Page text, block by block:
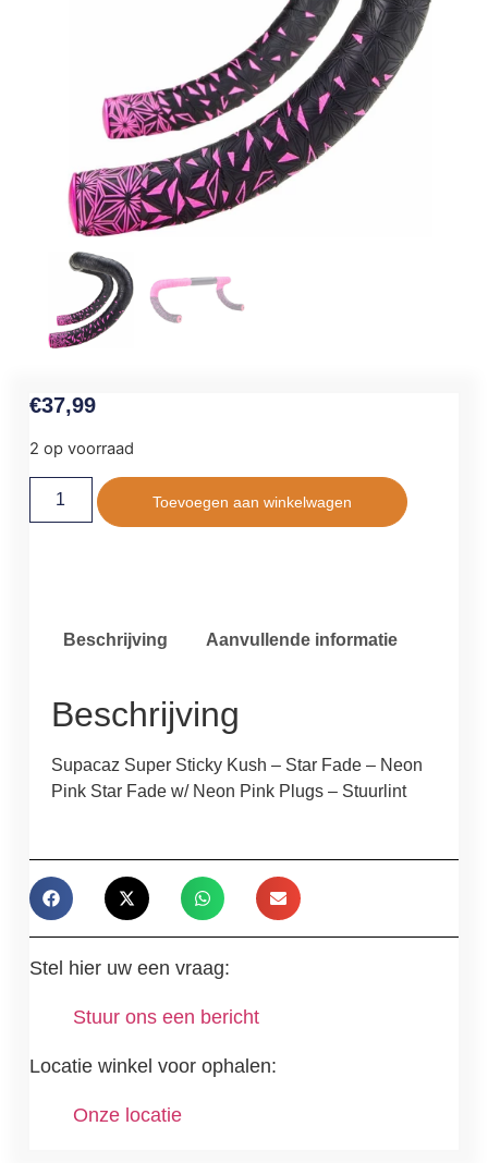
€37,99
2 op voorraad
Toevoegen aan winkelwagen
Beschrijving Aanvullende informatie
Beschrijving
Supacaz Super Sticky Kush – Star Fade – Neon
Pink Star Fade w/ Neon Pink Plugs – Stuurlint
Stel hier uw een vraag:
Stuur ons een bericht
Locatie winkel voor ophalen:
Onze locatie